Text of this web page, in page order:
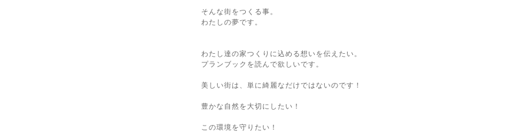
そんな街をつくる事。
わたしの夢です。
わたし達の家つくりに込める想いを伝えたい。
プランブックを読んで欲しいです。
美しい街は、単に綺麗なだけではないのです！
豊かな自然を大切にしたい！
この環境を守りたい！